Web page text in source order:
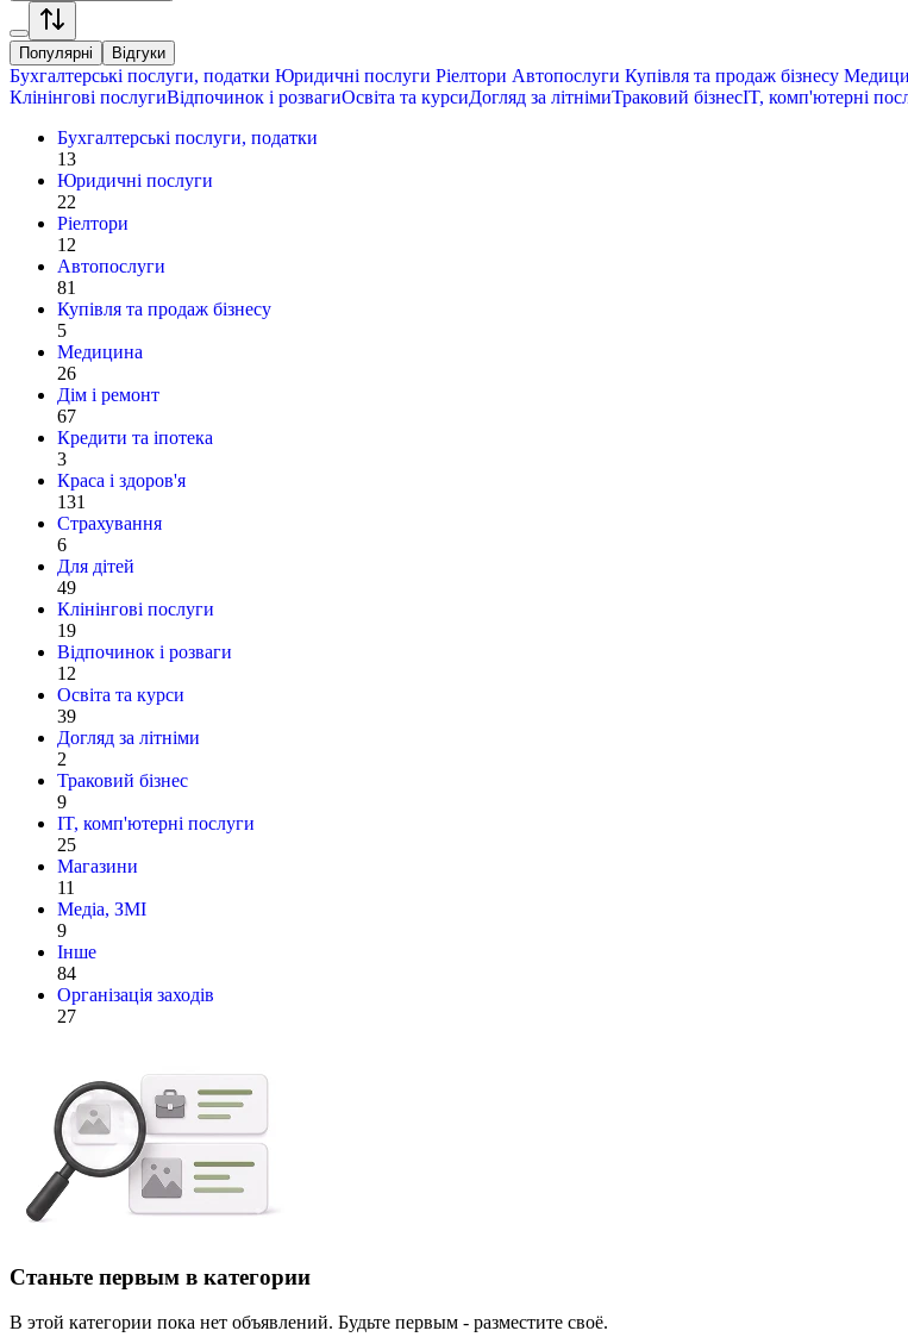
Популярні Відгуки
Бухгалтерські послуги, податки Юридичні послуги Ріелтори Автопослуги Купівля та продаж бізнесу
Клінінгові послугиВідпочинок і розвагиОсвіта та курсиДогляд за літнімиТраковий бізнесIT, комп'ютерні
Бухгалтерські послуги, податки
13
Юридичні послуги
22
Ріелтори
12
Автопослуги
81
Купівля та продаж бізнесу
5
Медицина
26
Дім і ремонт
67
Кредити та іпотека
3
Краса і здоров'я
131
Страхування
6
Для дітей
49
Клінінгові послуги
19
Відпочинок і розваги
12
Освіта та курси
39
Догляд за літніми
2
Траковий бізнес
9
IT, комп'ютерні послуги
25
Магазини
11
Медіа, ЗМІ
9
Інше
84
Організація заходів
27
Станьте первым в категории
В этой категории пока нет объявлений. Будьте первым - разместите своё.